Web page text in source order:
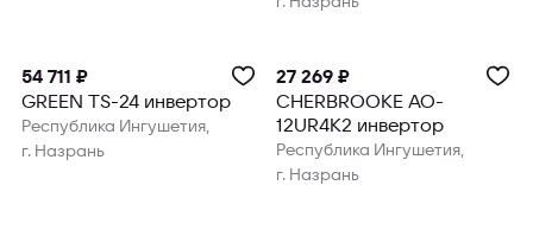
54 711 ₽
GREEN TS-24 инвертор
Республика Ингушетия,
г. Назрань
27 269 ₽
CHERBROOKE AO-
12UR4K2 инвертор
Республика Ингушетия,
г. Назрань